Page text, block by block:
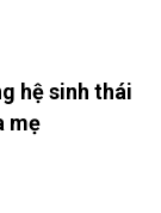
hệ sinh thái
mẹ